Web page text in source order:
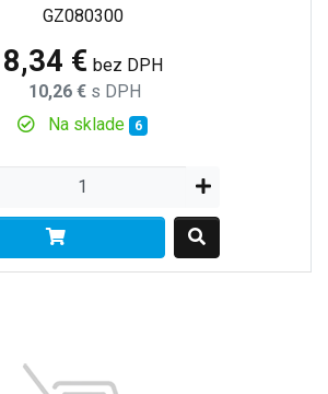
GZ080300
8,34 € bez DPH
10,26 € s DPH
Na sklade 6